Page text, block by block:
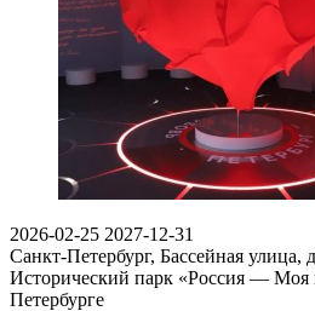
2026-02-25 2027-12-31
Санкт-Петербург, Бассейная улица,
Исторический парк «Россия — Моя
Петербурге